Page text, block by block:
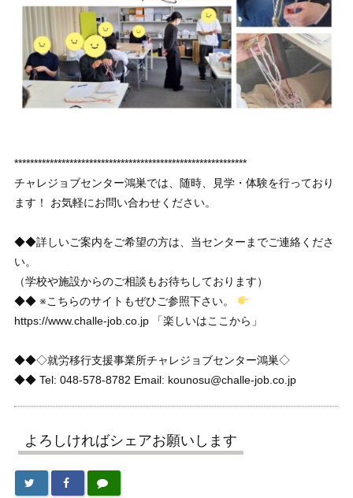
***********************************************************
チャレジョブセンター鴻巣では、随時、見学・体験を行っており
ます！ お気軽にお問い合わせください。
◆◆詳しいご案内をご希望の方は、当センターまでご連絡くださ
い。
（学校や施設からのご相談もお待ちしております）
◆◆ ※こちらのサイトもぜひご参照下さい。
https://www.challe-job.co.jp 「楽しいはここから」
◆◆◇就労移行支援事業所チャレジョブセンター鴻巣◇
◆◆ Tel: 048-578-8782 Email: kounosu@challe-job.co.jp
よろしければシェアお願いします